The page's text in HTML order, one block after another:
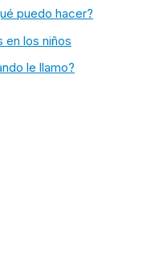
puedo hacer?
en los niños
le llamo?